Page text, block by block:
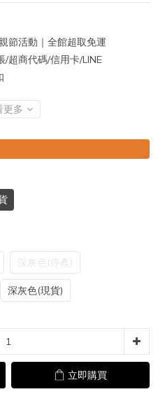
節活動｜全館超取免運
/超商代碼/信用卡/LINE
更多
深灰色(停產)
深灰色(現貨)
立即購買